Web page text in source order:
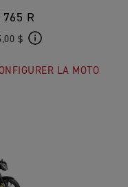
765 R
$
LA MOTO